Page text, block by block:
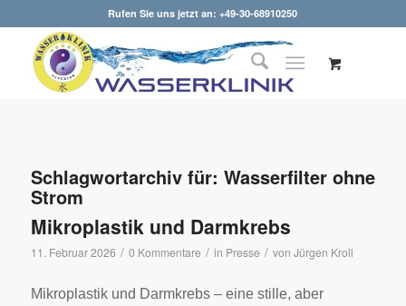
Rufen Sie uns jetzt an: +49-30-68910250
Schlagwortarchiv für: Wasserfilter ohne
Strom
Mikroplastik und Darmkrebs
11. Februar 2026 / 0 Kommentare / in Presse / von Jürgen Kroll
Mikroplastik und Darmkrebs – eine stille, aber